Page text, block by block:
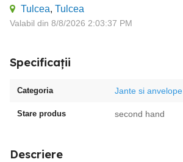
Tulcea, Tulcea
Valabil din 8/8/2026 2:03:37 PM
Specificații
Categoria Jante si anvelope
Stare produs second hand
Descriere